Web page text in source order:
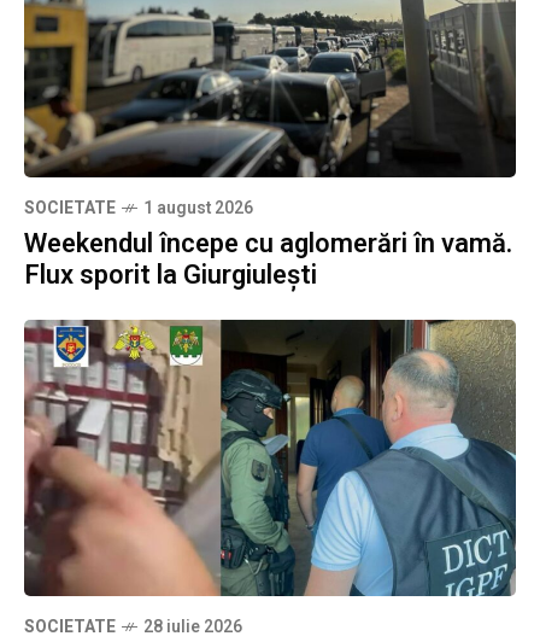
SOCIETATE 1 august 2026
Weekendul începe cu aglomerări în vamă.
Flux sporit la Giurgiulești
SOCIETATE 28 iulie 2026